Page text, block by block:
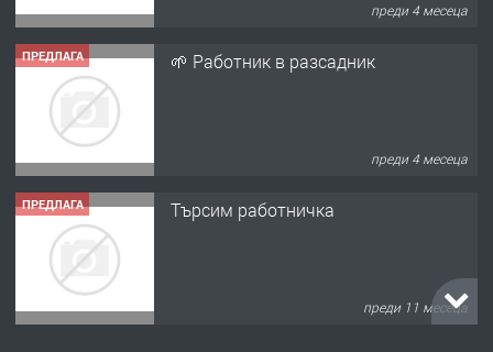
преди 4 месеца
ПРЕДЛАГА 🌱 Работник в разсадник
преди 4 месеца
ПРЕДЛАГА Търсим работничка
преди 11 месеца